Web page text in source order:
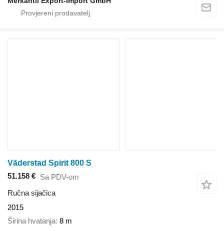
Väderstad Spirit 800 S
51.158 € Sa PDV-om
Ručna sijačica
2015
Širina hvatanja 8 m